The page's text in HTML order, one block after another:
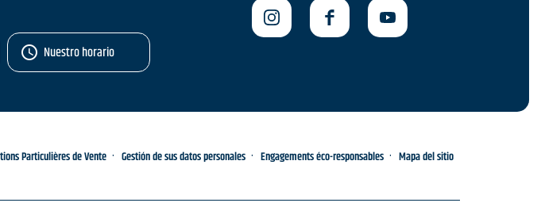
Nuestro horario
Particulières de Vente Gestión de sus datos personales Engagements éco-responsables Mapa del sitio